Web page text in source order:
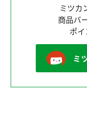
ミツカ
商品バ
ポイ
ミ